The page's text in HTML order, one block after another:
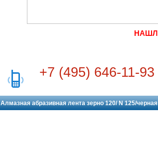
+7 (495) 646-11-
Алмазная абразивная лента зерно 120/ N 125/